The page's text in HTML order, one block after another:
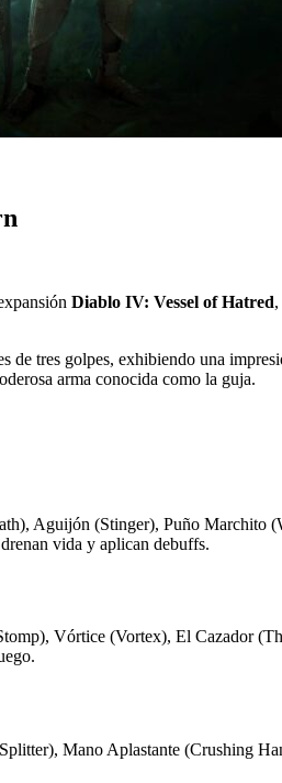
Diablo IV: Vessel of Hatred
tres golpes, exhibiendo una
arma conocida como la guja.
Aguijón (Stinger), Puño Marchito
vida y aplican debuffs.
Vórtice (Vortex), El Cazador
Mano Aplastante (Crushing